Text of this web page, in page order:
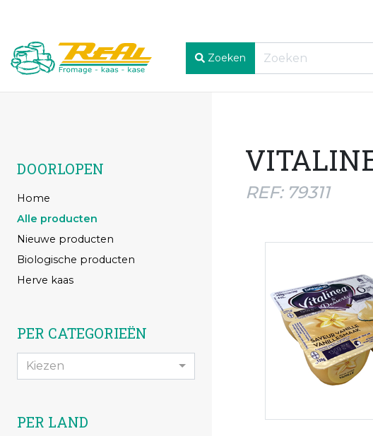
Zoeken
DOORLOPEN
Home
Alle producten
Nieuwe producten
Biologische producten
Herve kaas
PER CATEGORIEËN
Kiezen
PER LAND
REF: 79311